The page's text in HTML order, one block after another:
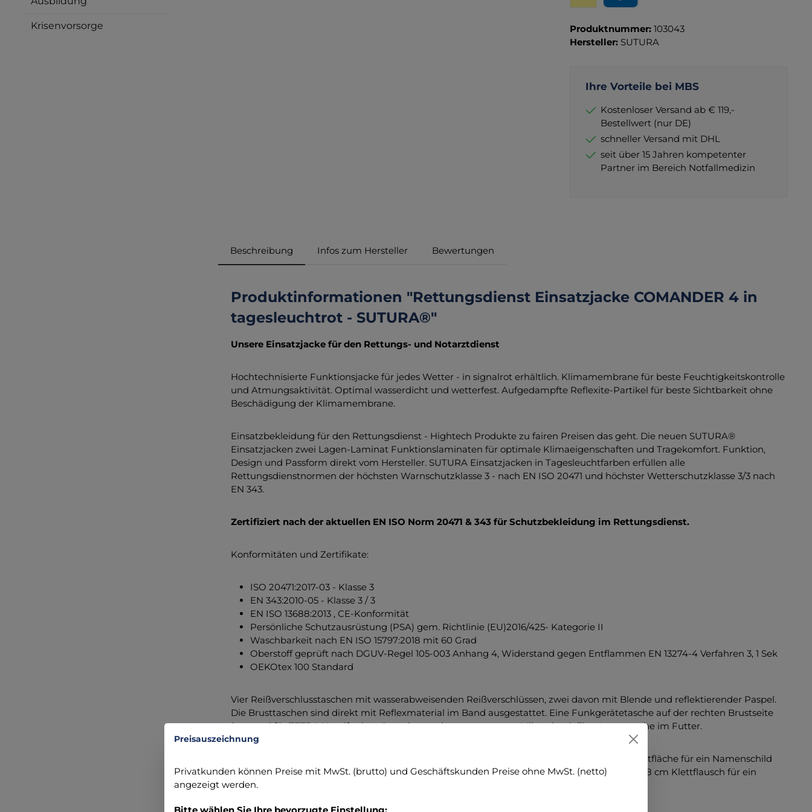
Krisenvorsorge Produktnummer: 103043
Hersteller: SUTURA
Ihre Vorteile bei MBS
Kostenloser Versand ab € 119,-
Bestellwert (nur DE)
schneller Versand mit DHL
seit über 15 Jahren kompetenter
Partner im Bereich Notfallmedizin
Beschreibung Infos zum Hersteller Bewertungen
Produktinformationen "Rettungsdienst Einsatzjacke COMANDER 4 in
tagesleuchtrot - SUTURA®"
Unsere Einsatzjacke für den Rettungs- und Notarztdienst
Hochtechnisierte Funktionsjacke für jedes Wetter - in signalrot erhältlich. Klimamembrane für beste Feuchtigkeitskontrolle
und Atmungsaktivität. Optimal wasserdicht und wetterfest. Aufgedampfte Reflexite-Partikel für beste Sichtbarkeit ohne
Beschädigung der Klimamembrane.
Einsatzbekleidung für den Rettungsdienst - Hightech Produkte zu fairen Preisen das geht. Die neuen SUTURA®
Einsatzjacken zwei Lagen-Laminat Funktionslaminaten für optimale Klimaeigenschaften und Tragekomfort. Funktion,
Design und Passform direkt vom Hersteller. SUTURA Einsatzjacken in Tagesleuchtfarben erfüllen alle
Rettungsdienstnormen der höchsten Warnschutzklasse 3 - nach EN ISO 20471 und höchster Wetterschutzklasse 3/3 nach
EN 343.
Zertifiziert nach der aktuellen EN ISO Norm 20471 & 343 für Schutzbekleidung im Rettungsdienst.
Konformitäten und Zertifikate:
ISO 20471:2017-03 - Klasse 3
EN 343:2010-05 - Klasse 3 / 3
EN ISO 13688:2013 , CE-Konformität
Persönliche Schutzausrüstung (PSA) gem. Richtlinie (EU)2016/425- Kategorie II
Waschbarkeit nach EN ISO 15797:2018 mit 60 Grad
Oberstoff geprüft nach DGUV-Regel 105-003 Anhang 4, Widerstand gegen Entflammen EN 13274-4 Verfahren 3, 1 Sek
OEKOtex 100 Standard
Vier Reißverschlusstaschen mit wasserabweisenden Reißverschlüssen, zwei davon mit Blende und reflektierender Paspel.
Die Brusttaschen sind direkt mit Reflexmaterial im Band ausgestattet. Eine Funkgerätetasche auf der rechten Brustseite
(passend für TETRA Handfunkgeräte mit montiertem externem Mikrophon). Eine Innentasche im Futter.
Klettflächen für Organisationsabzeichen auf dem linken Oberarm (rechteckig, 9 x 8 cm), Klettfläche für ein Namenschild
(Brusthöhe), darunter Klettfläche für ein Qualifikationsabzeichen (rechteckig, 9 x 8 cm). 42 x 8 cm Klettflausch für ein
reflektierendes Rückenschild (Größe XS und S - 38 cm).
Preisauszeichnung
Privatkunden können Preise mit MwSt. (brutto) und Geschäftskunden Preise ohne MwSt. (netto)
angezeigt werden.
Bitte wählen Sie Ihre bevorzugte Einstellung: